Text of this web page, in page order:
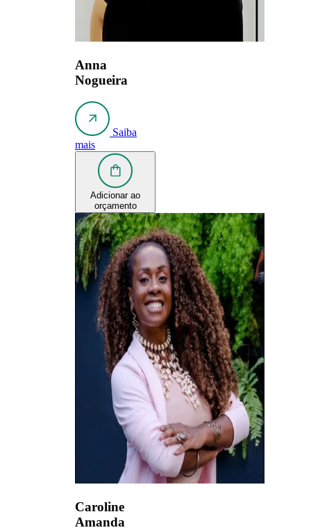
Anna
Nogueira
Saiba
mais
Adicionar ao
orçamento
Caroline
Amanda